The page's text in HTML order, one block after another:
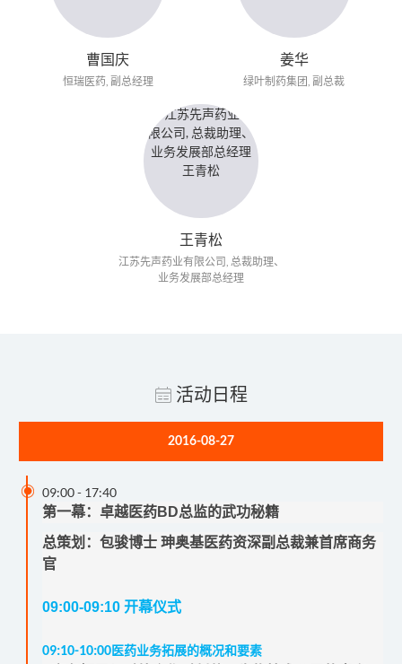
曹国庆
恒瑞医药, 副总经理
姜华
绿叶制药集团, 副总裁
王青松
江苏先声药业有限公司, 总裁助理、
业务发展部总经理
活动日程
2016-08-27
09:00- 17:40

第一幕：卓越医药BD总监的武功秘籍
总策划： 包骏博士 珅奥基医药资深副总裁兼首席商务
官
09:00-09:10 开幕仪式
09:10-10:00 医药业务拓展的概况和要素